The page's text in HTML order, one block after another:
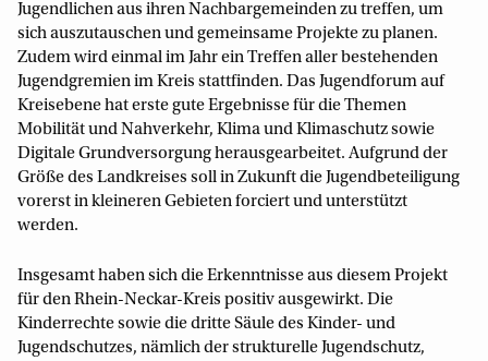
Jugendlichen aus ihren Nachbargemeinden zu treffen, um
sich auszutauschen und gemeinsame Projekte zu planen.
Zudem wird einmal im Jahr ein Treffen aller bestehenden
Jugendgremien im Kreis stattfinden. Das Jugendforum auf
Kreisebene hat erste gute Ergebnisse für die Themen
Mobilität und Nahverkehr, Klima und Klimaschutz sowie
Digitale Grundversorgung herausgearbeitet. Aufgrund der
Größe des Landkreises soll in Zukunft die Jugendbeteiligung
vorerst in kleineren Gebieten forciert und unterstützt
werden.
Insgesamt haben sich die Erkenntnisse aus diesem Projekt
für den Rhein-Neckar-Kreis positiv ausgewirkt. Die
Kinderrechte sowie die dritte Säule des Kinder- und
Jugendschutzes, nämlich der strukturelle Jugendschutz,